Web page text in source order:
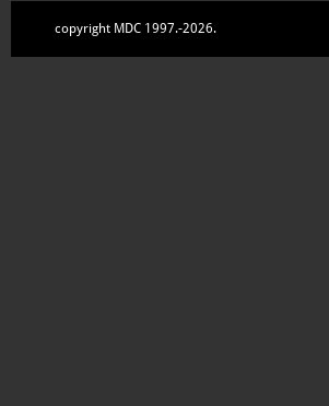
copyright MDC 1997.-2026.